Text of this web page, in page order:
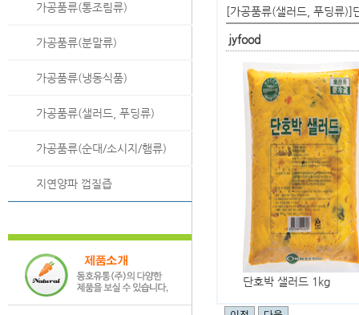
가공품류(통조림류)
가공품류(분말류)
가공품류(냉동식품)
가공품류(샐러드, 푸딩류)
가공품류(순대/소시지/햄류)
지연양파 껍질즙
[가공품류(샐러드, 푸딩류)]
jyfood
단호박 샐러드 1kg